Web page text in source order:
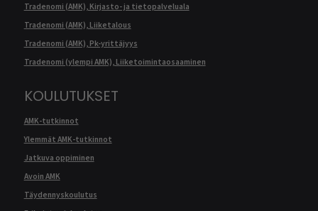
Tradenomi (AMK), Kirjasto- ja tietopalveluala
Tradenomi (AMK), Liiketalous
Tradenomi (AMK), Pk-yrittäjyys
Tradenomi (ylempi AMK), Liiketoimintaosaaminen
KOULUTUKSET
AMK-tutkinnot
Ylemmät AMK-tutkinnot
Jatkuva oppiminen
Avoin AMK
Täydennyskoulutus